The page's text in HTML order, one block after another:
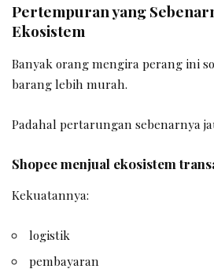
Pertempuran yang
Ekosistem
Banyak orang mengira perang ini
barang lebih murah.
Padahal pertarungan sebenarnya
Shopee menjual ekosistem
Kekuatannya:
logistik
pembayaran